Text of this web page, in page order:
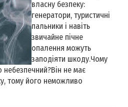
власну безпеку:
генератори, туристичні
пальники і навіть
звичайне пічне
опалення можуть
заподіяти шкоду.Чому
небезпечний?Він не має
тому його неможливо